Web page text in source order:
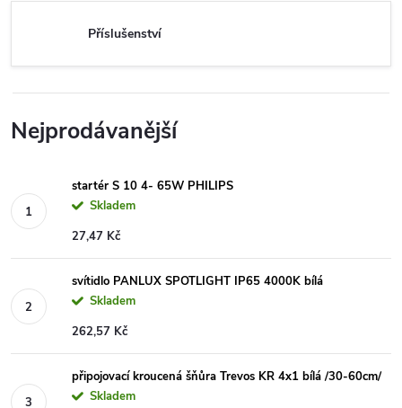
Příslušenství
Nejprodávanější
startér S 10 4- 65W PHILIPS
Skladem
27,47 Kč
svítidlo PANLUX SPOTLIGHT IP65 4000K bílá
Skladem
262,57 Kč
připojovací kroucená šňůra Trevos KR 4x1 bílá /30-60cm/
Skladem